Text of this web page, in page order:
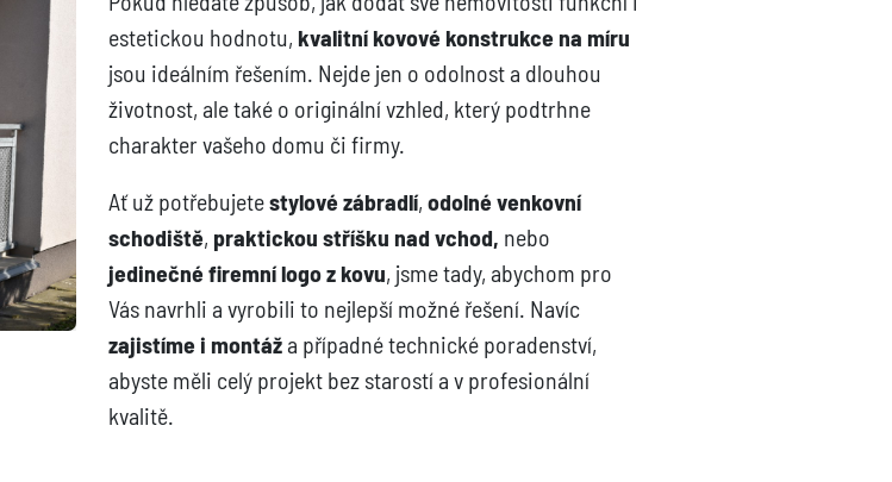
estetickou hodnotu, kvalitní kovové konstrukce na míru
jsou ideálním řešením. Nejde jen o odolnost a dlouhou
životnost, ale také o originální vzhled, který podtrhne
charakter vašeho domu či firmy.
Ať už potřebujetestylové zábradlí, odolné venkovní
schodiště, praktickou stříšku nad vchod, nebo
jedinečné firemní logo z kovu, jsme tady, abychom pro
Vás navrhli a vyrobili to nejlepší možné řešení. Navíc
zajistíme i montáža případné technické poradenství,
abyste měli celý projekt bez starostí a v profesionální
kvalitě.